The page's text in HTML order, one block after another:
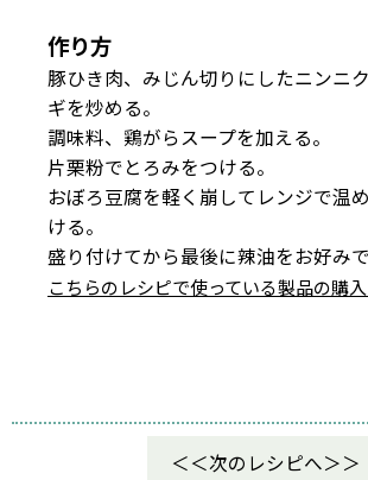
作り方
豚ひき肉、みじん切りにしたニンニ
ギを炒める。
調味料、鶏がらスープを加える。
片栗粉でとろみをつける。
おぼろ豆腐を軽く崩してレンジで温
ける。
盛り付けてから最後に辣油をお好みで
こちらのレシピで使っている製品の購
次のレシピへ